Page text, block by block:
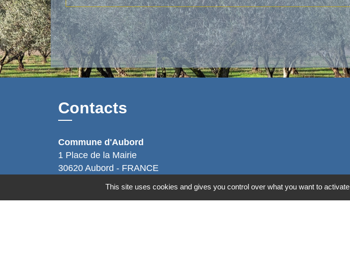
Contacts
Commune d'Aubord
1 Place de la Mairie
30620 Aubord - FRANCE
This site uses cookies and gives you control over what you want to activate